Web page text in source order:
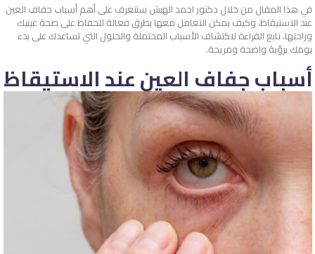
في هذا المقال من خلال دكتور احمد الهبش سنتعرف على أهم أسباب جفاف العين
عند الاستيقاظ، وكيف يمكن التعامل معها بطرق فعالة للحفاظ على صحة عينيك
وراحتها. تابع القراءة لاكتشاف الأسباب المحتملة والحلول التي تساعدك على بدء
يومك برؤية واضحة ومريحة.
أسباب جفاف العين عند الاستيقاظ